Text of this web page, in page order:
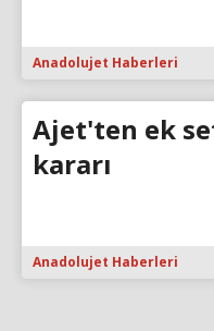
Anadolujet Haberleri
Ajet'ten ek
kararı
Anadolujet Haberleri